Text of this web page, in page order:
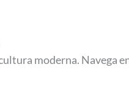
moderna. Navega